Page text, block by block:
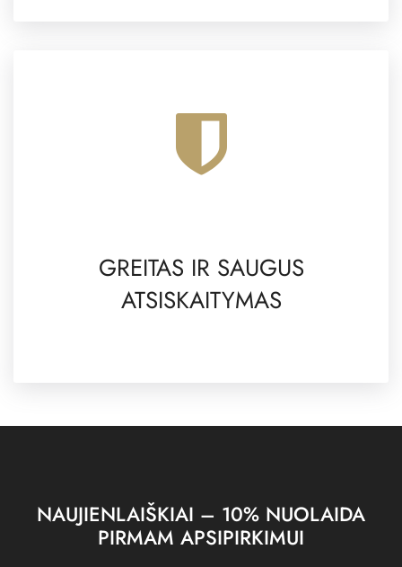
GREITAS IR SAUGUS
ATSISKAITYMAS
NAUJIENLAIŠKIAI – 10% NUOLAIDA
PIRMAM APSIPIRKIMUI